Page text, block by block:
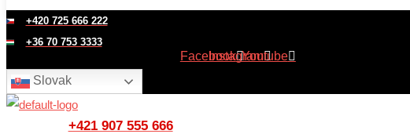
+420 725 666 222
+36 70 753 3333
FacebookInstagramYoutube
Slovak
+421 907 555 666